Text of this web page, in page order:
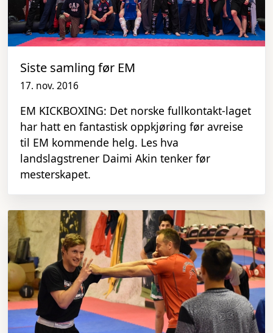
Siste samling før EM
17. nov. 2016
EM KICKBOXING: Det norske fullkontakt-laget
har hatt en fantastisk oppkjøring før avreise
til EM kommende helg. Les hva
landslagstrener Daimi Akin tenker før
mesterskapet.